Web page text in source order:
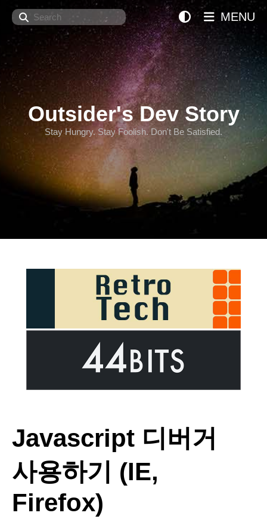
Search
Outsider's Dev Story
Stay Hungry. Stay Foolish. Don't Be Satisfied.
MENU
Javascript 디버거
사용하기 (IE,
Firefox)